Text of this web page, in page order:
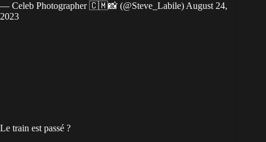
— Celeb Photographer 🇨🇲📸 (@Steve_Labile) August 24,
2023
Le train est passé ?